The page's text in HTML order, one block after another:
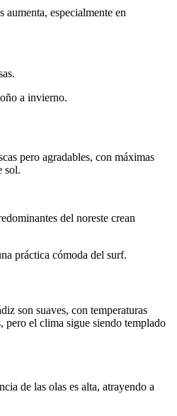
especialmente en
a invierno.
pero agradables, con máximas
sol.
del noreste crean
práctica cómoda del surf.
son suaves, con temperaturas
pero el clima sigue siendo templado
de las olas es alta, atrayendo a